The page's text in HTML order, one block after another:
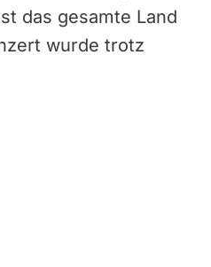
das gesamte Land
wurde trotz